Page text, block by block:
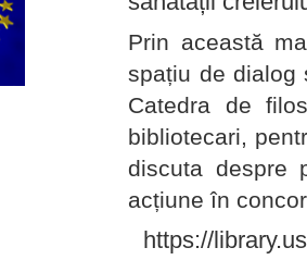
Prin această
spațiu de dialog
Catedra de
bibliotecari,
discuta despre
acțiune în
https://